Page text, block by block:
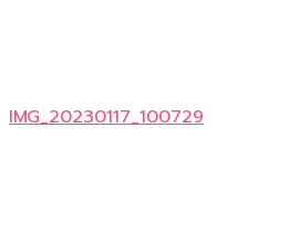
IMG_20230117_100729